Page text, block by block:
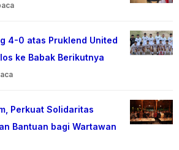
4-0 atas Pruklend United
ke Babak Berikutnya
Perkuat Solidaritas
Bantuan bagi Wartawan